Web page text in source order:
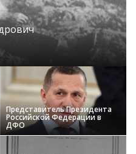
Представитель Президента
Российской Федерации в
ДФО